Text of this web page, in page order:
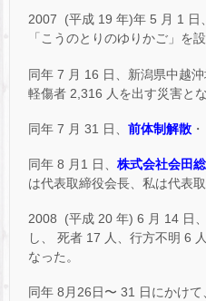
2007 (平成 19 年)年 5 月 1 日
「こうのとりのゆりかご」を
同年 7 月 16 日、新潟県中越
軽傷者 2,316 人を出す災害とな
同年 7 月 31 日、 前体制解散
同年 8 月1 日、 株式会社会田
は代表取締役会長、私は代表
2008 (平成 20 年) 6 月 14 日、
し、 死者 17 人、行方不明 6
なった。
同年 8月26日〜 31 日にかけ